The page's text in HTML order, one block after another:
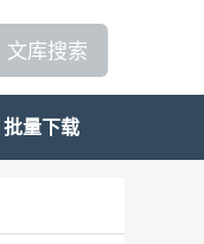
文库搜索
批量下载
发布
要求 5